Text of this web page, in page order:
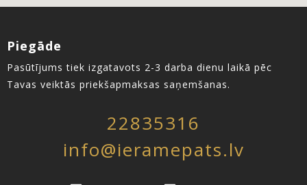
Piegāde
Pasūtījums tiek izgatavots 2-3 darba dienu laikā pēc
Tavas veiktās priekšapmaksas saņemšanas.
22835316
info@ieramepats.lv